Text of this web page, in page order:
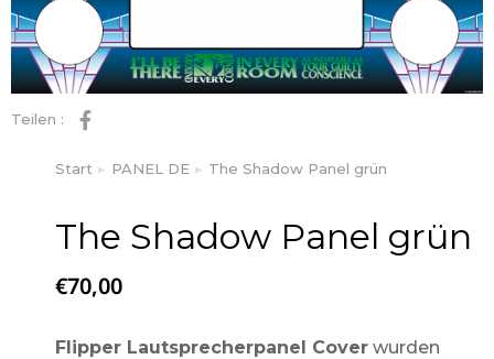
Teilen :
Sie befinden sich hier:
Start PANEL DE The Shadow Panel grün
The Shadow Panel grün
€70,00
Flipper Lautsprecherpanel Cover wurden